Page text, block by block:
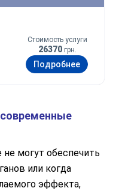
Стоимость услуги
26370 грн.
Подробнее
современные
могут обеспечить
или когда
эффекта,
на
в ближайшее